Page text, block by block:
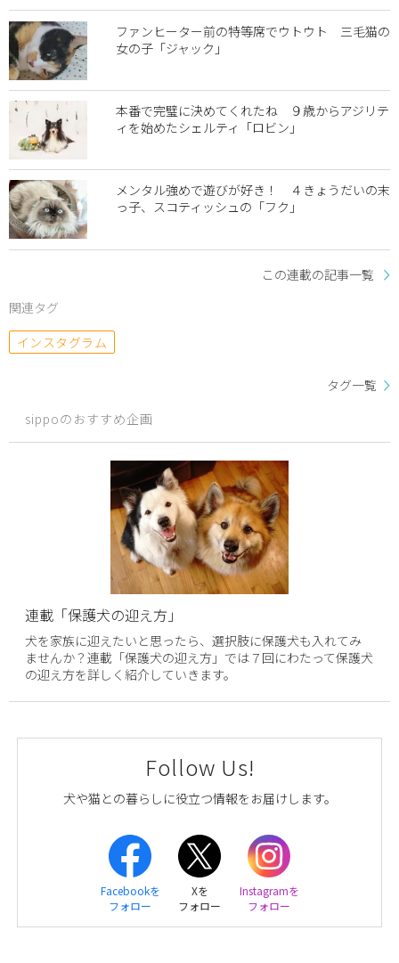
ファンヒーター前の特等席でウトウト 三毛猫の
女の子「ジャック」
本番で完璧に決めてくれたね ９歳からアジリテ
ィを始めたシェルティ「ロビン」
メンタル強めで遊びが好き！ ４きょうだいの末
っ子、スコティッシュの「フク」
この連載の記事一覧
関連タグ
インスタグラム
タグ一覧
sippoのおすすめ企画
連載「保護犬の迎え方」
犬を家族に迎えたいと思ったら、選択肢に保護犬も入れてみ
ませんか？連載「保護犬の迎え方」では７回にわたって保護犬
の迎え方を詳しく紹介していきます。
Follow Us!
犬や猫との暮らしに役立つ情報をお届けします。
Facebookを
フォロー
Xを
フォロー
Instagramを
フォロー